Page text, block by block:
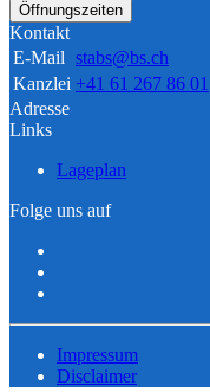
Öffnungszeiten
Kontakt
E-Mail stabs@bs.ch
Kanzlei +41 61 267 86 01
Adresse
Links
Lageplan
Folge uns auf
Impressum
Disclaimer